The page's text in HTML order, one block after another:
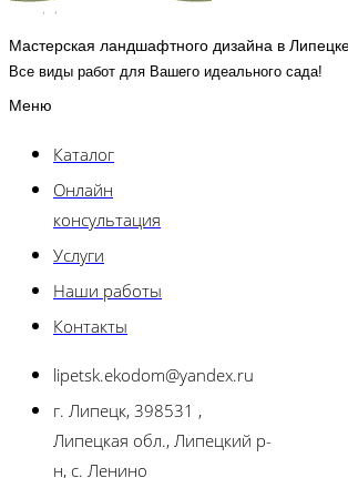
Мастерская ландшафтного дизайна в
Все виды работ для Вашего идеального сада!
Меню
Каталог
Онлайн
консультация
Услуги
Наши работы
Контакты
lipetsk.ekodom@yandex.ru
г. Липецк, 398531 ,
Липецкая обл., Липецкий р-
н, с. Ленино